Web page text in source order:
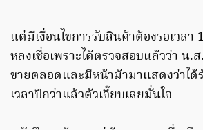
แต่มีเงื่อนไขการรับสินค้าต้องรอเวล
หลงเชื่อเพราะได้ตรวจสอบแล้วว่า น.
ขายตลอดและมีหน้าม้ามาแสดงว่าได้
เวลาปีกว่าแล้วตัวเจี๊ยบเลยมั่นใจ